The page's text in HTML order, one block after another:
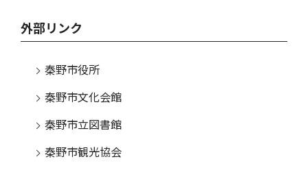
外部リンク
秦野市役所
秦野市文化会館
秦野市立図書館
秦野市観光協会